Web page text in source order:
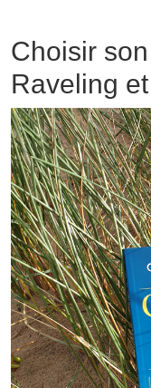
Choisir
Raveling